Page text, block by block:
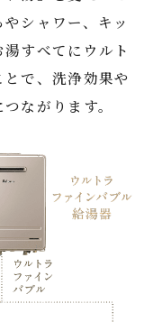
シャワー、キッ
すべてにウルト
で、洗浄効果や
ながります。